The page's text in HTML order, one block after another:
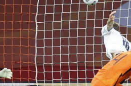
Moderní